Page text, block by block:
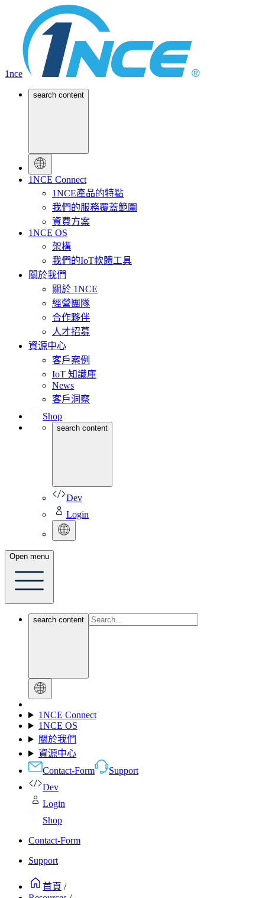
1nce
search content
1NCE Connect
1NCE產品的特點
我們的服務覆蓋範圍
資費方案
1NCE OS
架構
我們的IoT軟體工具
關於我們
關於 1NCE
經營團隊
合作夥伴
人才招募
資源中心
客戶案例
IoT 知識庫
News
客戶洞察
Shop
search content
Dev
Login
Open menu
search content
1NCE Connect
1NCE OS
關於我們
資源中心
Contact-Form
Support
Dev
Login
Shop
Contact-Form
Support
首頁 /